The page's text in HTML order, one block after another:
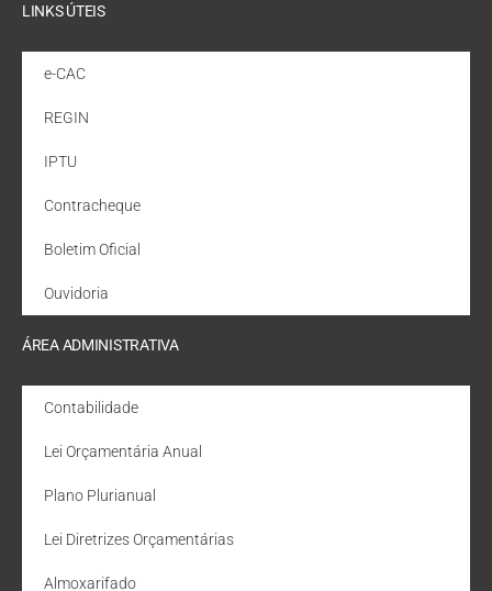
LINKS ÚTEIS
e-CAC
REGIN
IPTU
Contracheque
Boletim Oficial
Ouvidoria
ÁREA ADMINISTRATIVA
Contabilidade
Lei Orçamentária Anual
Plano Plurianual
Lei Diretrizes Orçamentárias
Almoxarifado